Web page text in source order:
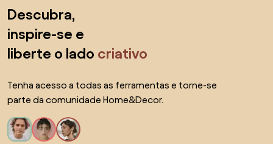
Descubra,
inspire-se e
liberte o lado criativo
Tenha acesso a todas as ferramentas e torne-se
parte da comunidade Home&Decor.